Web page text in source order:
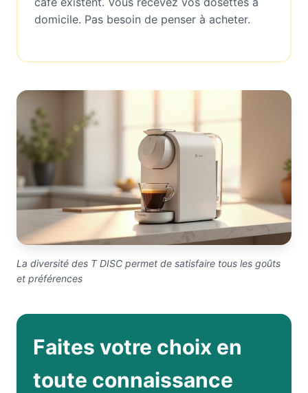
domicile. Pas besoin de penser à acheter.
La diversité des T DISC permet de satisfaire tous les goûts
et préférences
Faites votre choix en
toute connaissance